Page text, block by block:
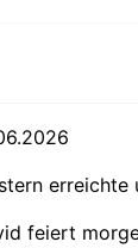
erreichte
feiert